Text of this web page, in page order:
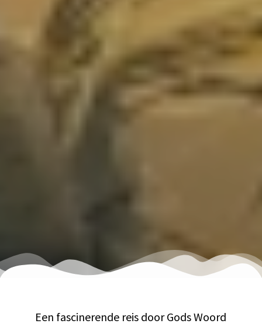
Een fascinerende reis door Gods Woord